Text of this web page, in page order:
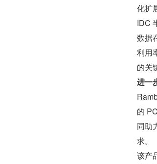
化扩
IDC
数据
利用
的关
进一
的
同助
求。
该产